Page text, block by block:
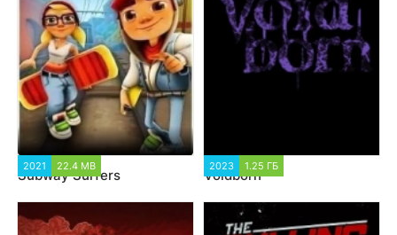
2021 22.4 MB
Subway Surfers
2023 1.25 ГБ
Voidborn